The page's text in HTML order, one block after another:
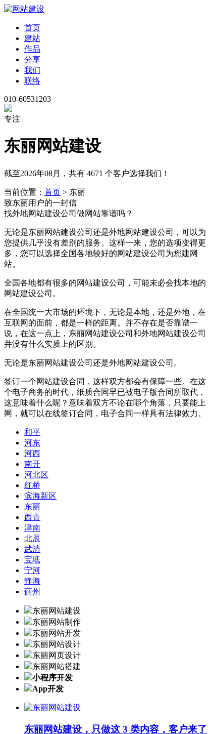
首页
建站
作品
分享
我们
联络
010-60531203
专注
东丽网站建设
截至2026年08月，共有 4671 个客户选择我们！
当前位置： 首页 > 东丽
致东丽用户的一封信
找外地网站建设公司做网站靠谱吗？
无论是东丽网站建设公司还是外地网站建设公司，可以为
您提供几乎没有差别的服务。这样一来，您的选项变得更
多，您可以选择全国各地较好的网站建设公司为您建网
站。
全国各地都有很多的网站建设公司，可能未必会找本地的
网站建设公司。
在全国统一大市场的环境下，无论是本地，还是外地，在
互联网的面前，都是一样的距离。并不存在是否靠谱一
说，在这一点上，东丽网站建设公司和外地网站建设公司
并没有什么实质上的区别。
无论是东丽网站建设公司还是外地网站建设公司。
签订一个网站建设合同，这样双方都会有保障一些。在这
个电子商务的时代，纸质合同早已被电子版合同所取代，
这意味着什么呢？意味着双方不论在哪个角落，只要能上
网，就可以在线签订合同，电子合同一样具有法律效力。
和平
河东
河西
南开
河北区
红桥
滨海新区
东丽
西青
津南
北辰
武清
宝坻
宁河
静海
蓟州
东丽网站建设
东丽网站制作
东丽网站开发
东丽网站设计
东丽网页设计
东丽网站搭建
小程序开发
App开发
东丽网站建设，只做这 3 类内容，客户来了